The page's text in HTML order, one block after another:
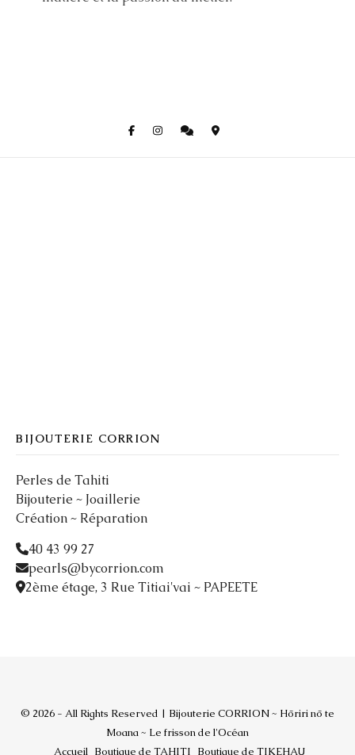
BIJOUTERIE CORRION
Perles de Tahiti
Bijouterie ~ Joaillerie
Création ~ Réparation
40 43 99 27
pearls@bycorrion.com
2ème étage, 3 Rue Titiai'vai ~ PAPEETE
© 2026 - All Rights Reserved | Bijouterie CORRION ~ Hōriri nō te
Moana ~ Le frisson de l'Océan
Accueil Boutique de TAHITI Boutique de TIKEHAU